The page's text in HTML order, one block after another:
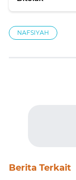
NAFSIYAH
Berita Terkait